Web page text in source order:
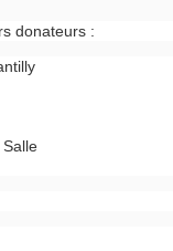
donateurs :